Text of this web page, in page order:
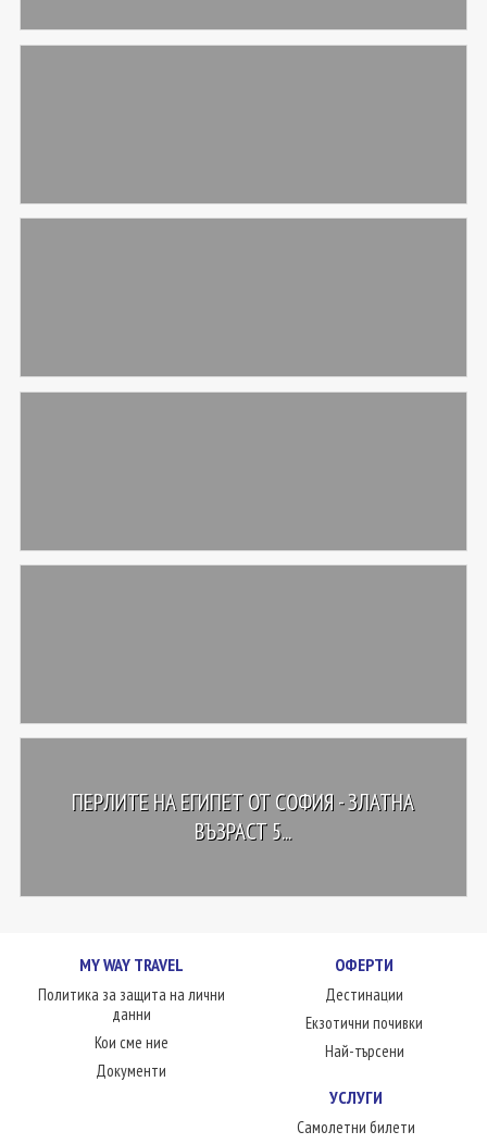
ПЕРЛИТЕ НА ЕГИПЕТ ОТ СОФИЯ - ЗЛАТНА
ВЪЗРАСТ 5...
MY WAY TRAVEL
Политика за защита на лични
данни
Кои сме ние
Документи
ОФЕРТИ
Дестинации
Екзотични почивки
Най-търсени
УСЛУГИ
Самолетни билети